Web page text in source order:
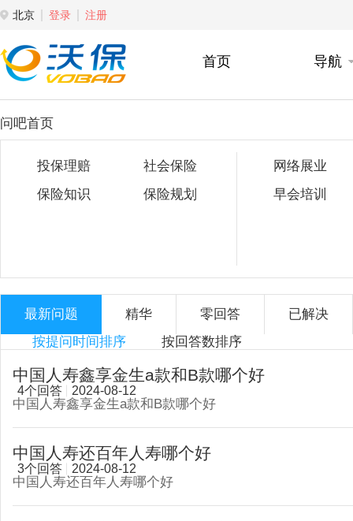
北京 登录 注册
首页 导航
问吧首页
投保理赔
社会保险
保险知识
保险规划
网络展业
早会培训
最新问题 精华 零回答
已解决
按提问时间排序
按回答数排序
中国人寿鑫享金生a款和B款哪个好
4个回答 2024-08-12
中国人寿鑫享金生a款和B款哪个好
中国人寿还百年人寿哪个好
3个回答 2024-08-12
中国人寿还百年人寿哪个好